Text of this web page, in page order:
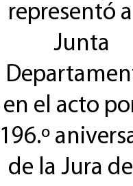
representó
Junta
en el acto
196.º
de la Jura